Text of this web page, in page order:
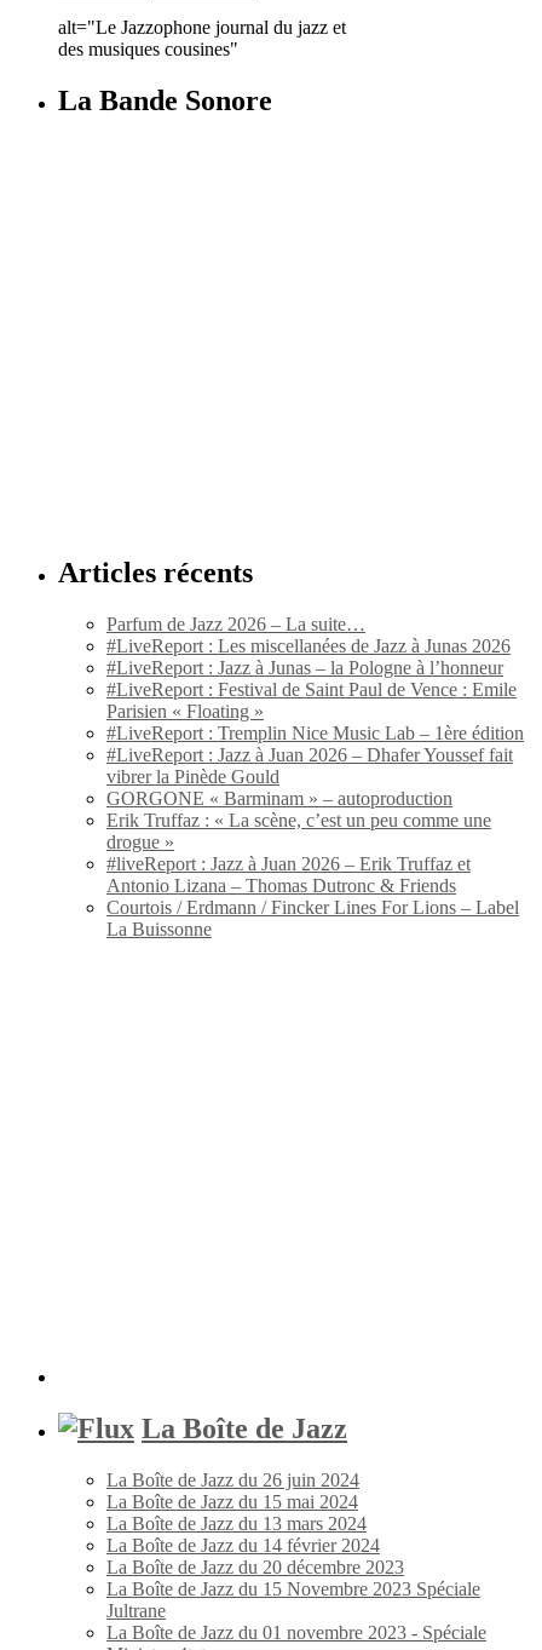
alt="Le Jazzophone journal du jazz et
des musiques cousines"
La Bande Sonore
Articles récents
Parfum de Jazz 2026 – La suite…
#LiveReport : Les miscellanées de Jazz à Junas 2026
#LiveReport : Jazz à Junas – la Pologne à l’honneur
#LiveReport : Festival de Saint Paul de Vence : Emile
Parisien « Floating »
#LiveReport : Tremplin Nice Music Lab – 1ère édition
#LiveReport : Jazz à Juan 2026 – Dhafer Youssef fait
vibrer la Pinède Gould
GORGONE « Barminam » – autoproduction
Erik Truffaz : « La scène, c’est un peu comme une
drogue »
#liveReport : Jazz à Juan 2026 – Erik Truffaz et
Antonio Lizana – Thomas Dutronc & Friends
Courtois / Erdmann / Fincker Lines For Lions – Label
La Buissonne
La Boîte de Jazz
La Boîte de Jazz du 26 juin 2024
La Boîte de Jazz du 15 mai 2024
La Boîte de Jazz du 13 mars 2024
La Boîte de Jazz du 14 février 2024
La Boîte de Jazz du 20 décembre 2023
La Boîte de Jazz du 15 Novembre 2023 Spéciale
Jultrane
La Boîte de Jazz du 01 novembre 2023 - Spéciale